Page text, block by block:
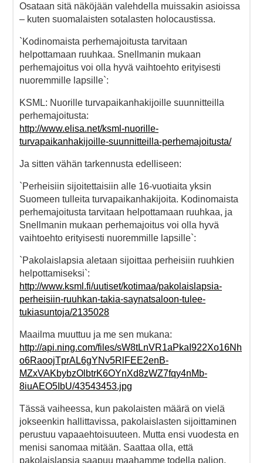
Osataan sitä näköjään valehdella muissakin asioissa
– kuten suomalaisten sotalasten holocaustissa.
`Kodinomaista perhemajoitusta tarvitaan
helpottamaan ruuhkaa. Snellmanin mukaan
perhemajoitus voi olla hyvä vaihtoehto erityisesti
nuoremmille lapsille`:
KSML: Nuorille turvapaikanhakijoille suunnitteilla
perhemajoitusta:
http://www.elisa.net/ksml-nuorille-
turvapaikanhakijoille-suunnitteilla-perhemajoitusta/
Ja sitten vähän tarkennusta edelliseen:
`Perheisiin sijoitettaisiin alle 16-vuotiaita yksin
Suomeen tulleita turvapaikanhakijoita. Kodinomaista
perhemajoitusta tarvitaan helpottamaan ruuhkaa, ja
Snellmanin mukaan perhemajoitus voi olla hyvä
vaihtoehto erityisesti nuoremmille lapsille`:
`Pakolaislapsia aletaan sijoittaa perheisiin ruuhkien
helpottamiseksi`:
http://www.ksml.fi/uutiset/kotimaa/pakolaislapsia-
perheisiin-ruuhkan-takia-saynatsaloon-tulee-
tukiasuntoja/2135028
Maailma muuttuu ja me sen mukana:
http://api.ning.com/files/sW8tLnVR1aPkaI922Xo16Nh
o6RaoojTprAL6gYNv5RlFEE2enB-
MZxVAKbybzOlbtrK6OYnXd8zWZ7fqy4nMb-
8iuAEO5IbU/43543453.jpg
Tässä vaiheessa, kun pakolaisten määrä on vielä
jokseenkin hallittavissa, pakolaislasten sijoittaminen
perustuu vapaaehtoisuuteen. Mutta ensi vuodesta en
menisi sanomaa mitään. Saattaa olla, että
pakolaislapsia saapuu maahamme todella paljon.